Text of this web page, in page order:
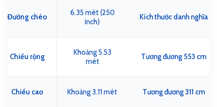
Đường chéo
6.35 mét (250
inch)
Kích thước danh nghĩa
Chiều rộng
Khoảng 5.53
mét
Tương đương 553 cm
Chiều cao Khoảng 3.11 mét Tương đương 311 cm